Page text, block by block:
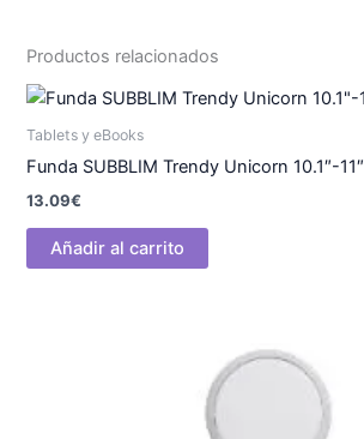
Productos relacionados
Tablets y eBooks
Funda SUBBLIM Trendy Unicorn 10.1″-11″
13.09€
Añadir al carrito